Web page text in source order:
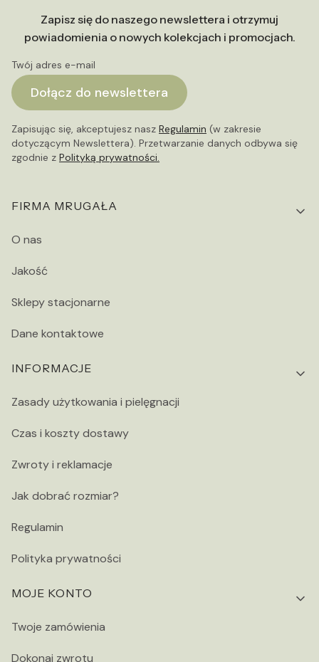
Zapisz się do naszego newslettera i otrzymuj
powiadomienia o nowych kolekcjach i promocjach.
Twój adres e-mail
Dołącz do newslettera
Zapisując się, akceptujesz nasz Regulamin (w zakresie
dotyczącym Newslettera). Przetwarzanie danych odbywa się
zgodnie z Polityką prywatności.
Linki w stopce
FIRMA MRUGAŁA
O nas
Jakość
Sklepy stacjonarne
Dane kontaktowe
INFORMACJE
Zasady użytkowania i pielęgnacji
Czas i koszty dostawy
Zwroty i reklamacje
Jak dobrać rozmiar?
Regulamin
Polityka prywatności
MOJE KONTO
Twoje zamówienia
Dokonaj zwrotu